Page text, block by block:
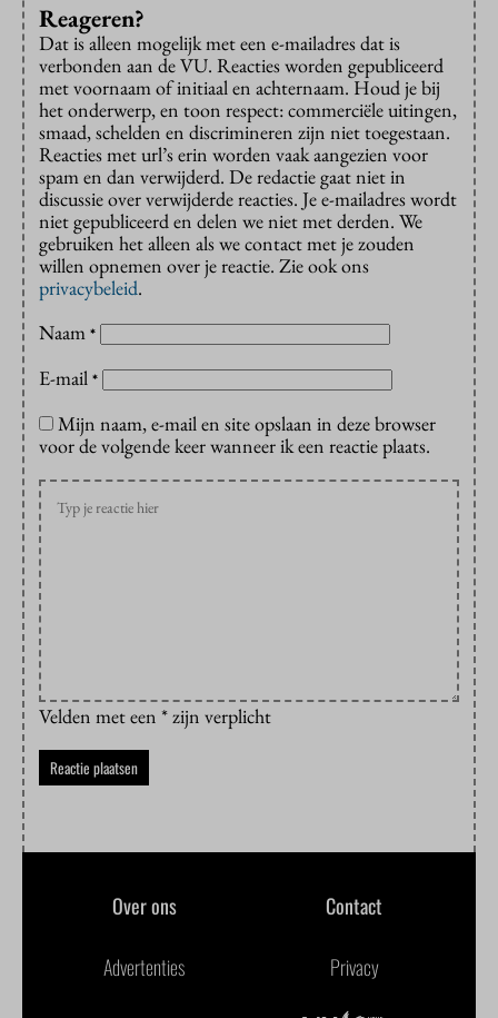
Reageren?
Dat is alleen mogelijk met een e-mailadres dat is
verbonden aan de VU. Reacties worden gepubliceerd
met voornaam of initiaal en achternaam. Houd je bij
het onderwerp, en toon respect: commerciële uitingen,
smaad, schelden en discrimineren zijn niet toegestaan.
Reacties met url’s erin worden vaak aangezien voor
spam en dan verwijderd. De redactie gaat niet in
discussie over verwijderde reacties. Je e-mailadres wordt
niet gepubliceerd en delen we niet met derden. We
gebruiken het alleen als we contact met je zouden
willen opnemen over je reactie. Zie ook ons
privacybeleid.
Naam *
E-mail *
Mijn naam, e-mail en site opslaan in deze browser
voor de volgende keer wanneer ik een reactie plaats.
Velden met een * zijn verplicht
Over ons Contact
Advertenties Privacy